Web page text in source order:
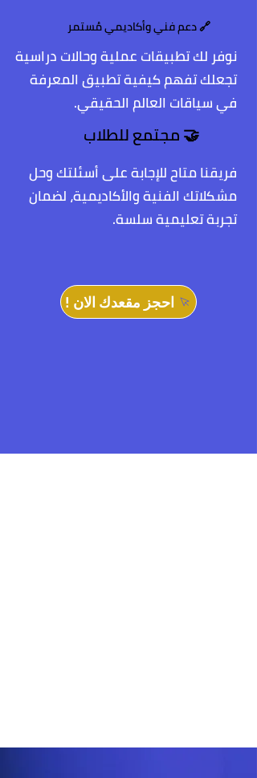
نوفر لك تطبيقات عملية وحالات دراسية
تجعلك تفهم كيفية تطبيق المعرفة
في سياقات العالم الحقيقي.
فريقنا متاح للإجابة على أسئلتك وحل
مشكلاتك الفنية والأكاديمية، لضمان
تجربة تعليمية سلسة.
🔗 دعم فني وأكاديمي مُستمر
🤝 مجتمع للطلاب
! احجز مقعدك الان